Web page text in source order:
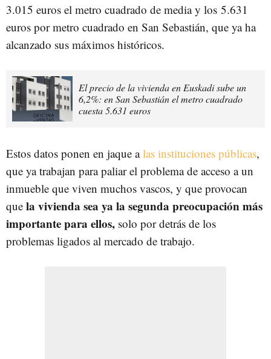
3.015 euros el metro cuadrado de media y los 5.631
euros por metro cuadrado en San Sebastián, que ya ha
alcanzado sus máximos históricos.
El precio de la vivienda en Euskadi sube un
6,2%: en San Sebastián el metro cuadrado
cuesta 5.631 euros
Estos datos ponen en jaque alas instituciones públicas,
que ya trabajan para paliar el problema de acceso a un
inmueble que viven muchos vascos, y que provocan
que la vivienda sea ya la segunda preocupación más
importante para ellos, solo por detrás de los
problemas ligados al mercado de trabajo.